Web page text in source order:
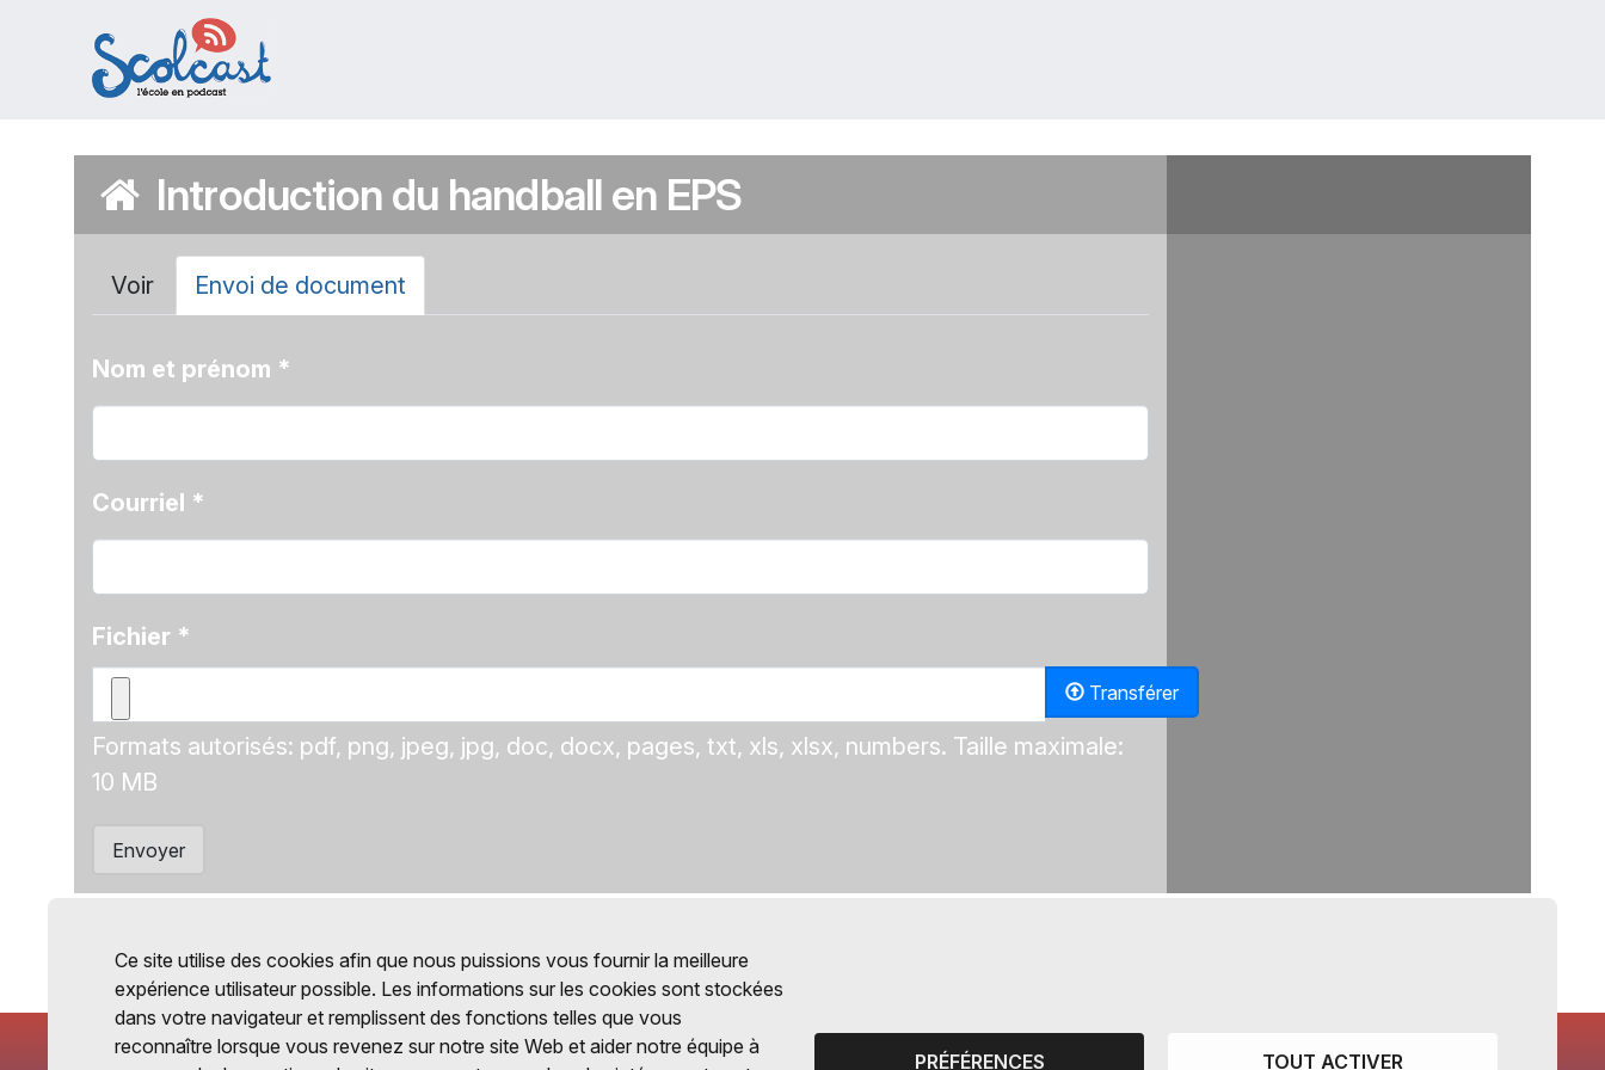
Aller au contenu principal
Introduction du handball en EPS
Onglets principaux
Voir Envoi de document
actif)
Nom et prénom *
Courriel *
Fichier *
Transférer
Formats autorisés: pdf, png, jpeg, jpg, doc, docx, pages, txt, xls, xlsx, numbers. Taille maximale:
10 MB
Envoyer
Ce site utilise des cookies afin que nous puissions vous fournir la meilleure
expérience utilisateur possible. Les informations sur les cookies sont stockées
dans votre navigateur et remplissent des fonctions telles que vous
reconnaître lorsque vous revenez sur notre site Web et aider notre équipe à
PRÉFÉRENCES TOUT ACTIVER